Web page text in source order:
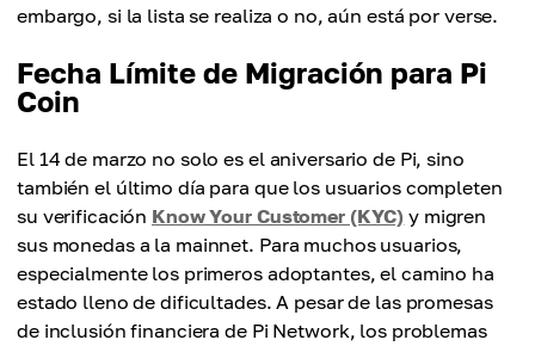
embargo, si la lista se realiza o no, aún está por verse.
Fecha Límite de Migración para Pi
Coin
El 14 de marzo no solo es el aniversario de Pi, sino
también el último día para que los usuarios completen
su verificación Know Your Customer (KYC) y migren
sus monedas a la mainnet. Para muchos usuarios,
especialmente los primeros adoptantes, el camino ha
estado lleno de dificultades. A pesar de las promesas
de inclusión financiera de Pi Network, los problemas